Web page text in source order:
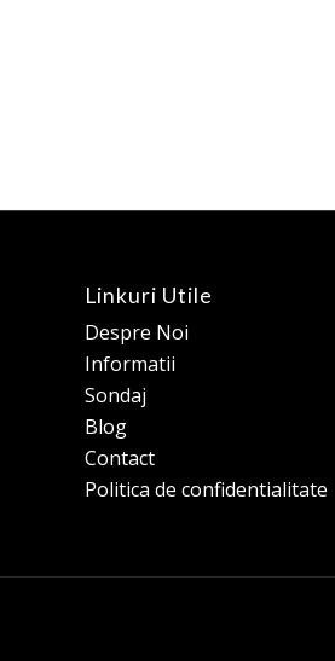
Linkuri Utile
Despre Noi
Informatii
Sondaj
Blog
Contact
Politica de confidentialitate